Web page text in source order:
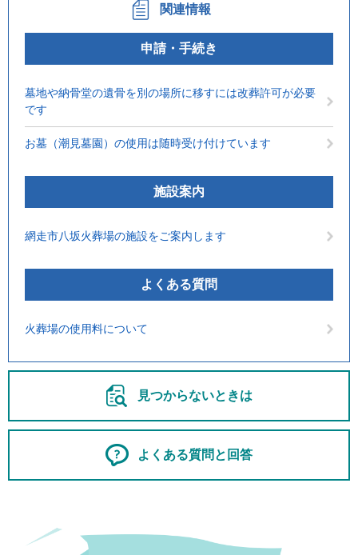
関連情報
申請・手続き
墓地や納骨堂の遺骨を別の場所に移すには改葬許可が必要
です
お墓（潮見墓園）の使用は随時受け付けています
施設案内
網走市八坂火葬場の施設をご案内します
よくある質問
火葬場の使用料について
見つからないときは
よくある質問と回答